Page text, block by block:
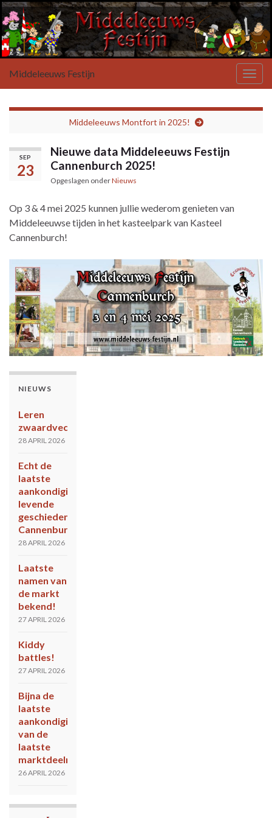
Middeleeuws Festijn
Middeleeuws Montfort in 2025!
SEP
23
Nieuwe data Middeleeuws Festijn
Cannenburch 2025!
Opgeslagen onderNieuws
Op 3 & 4 mei 2025 kunnen jullie wederom genieten van
Middeleeuwse tijden in het kasteelpark van Kasteel
Cannenburch!
NIEUWS
Leren
zwaardvechten?
28 APRIL 2026
Echt de
laatste
aankondiging
levende
geschiedenis
Cannenburch
28 APRIL 2026
Laatste
namen van
de markt
bekend!
27 APRIL 2026
Kiddy
battles!
27 APRIL 2026
Bijna de
laatste
aankondiging
van de
laatste
marktdeelnemers!
26 APRIL 2026